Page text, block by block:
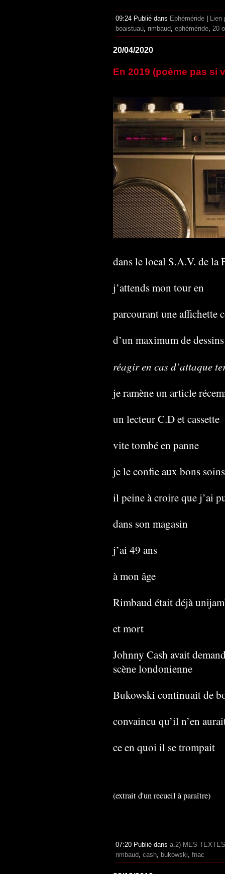
09:24 Publié dans Ephéméride
Lien
boaistuau, rimbaud, ephéméride, 20
20/04/2020
En 2019 (poème pas si
dans le local S.A.V. de la
j’attends mon tour en
parcourant une affichette
d’un maximum de
réagir en cas d’attaque
je ramène un article
un lecteur C.D et cassette
vite tombé en panne
je le confie aux bons
il peine à croire que j’ai
dans son magasin
j’ai 49 ans
à mon âge
Rimbaud était déjà
et mort
Johnny Cash avait
scène londonienne
Bukowski continuait de
convaincu qu’il n’en
ce en quoi il se trompait
(extrait d'un recueil à paraître)
07:20 Publié dans a.2) MES TEXTES
rimbaud cash bukowski fnac